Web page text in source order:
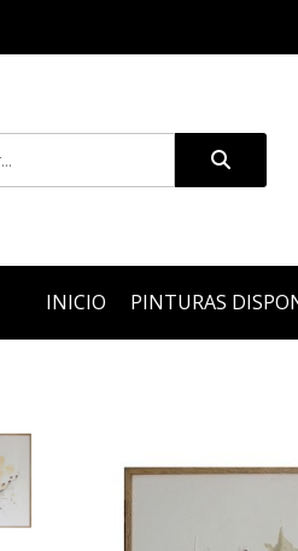
INICIO PINTURAS